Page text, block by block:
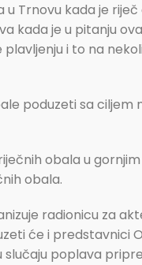
Trnovu kada je riječ
kada je u pitanju
i to na
poduzeti sa ciljem
obala u
obala.
radionicu za
će i predstavnici
slučaju poplava